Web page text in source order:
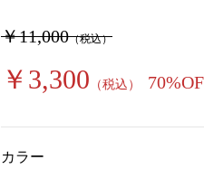
￥11,000（税込）
￥3,300 （税込）
カラー